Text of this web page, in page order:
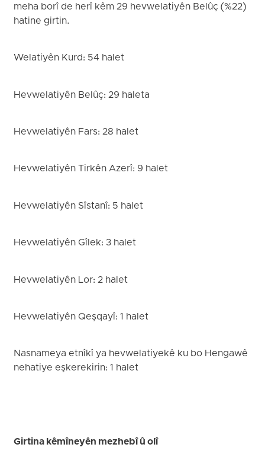
meha borî de herî kêm 29 hevwelatiyên Belûç (%22)
hatine girtin.
Welatiyên Kurd: 54 halet
Hevwelatiyên Belûç: 29 haleta
Hevwelatiyên Fars: 28 halet
Hevwelatiyên Tirkên Azerî: 9 halet
Hevwelatiyên Sîstanî: 5 halet
Hevwelatiyên Gîlek: 3 halet
Hevwelatiyên Lor: 2 halet
Hevwelatiyên Qeşqayî: 1 halet
Nasnameya etnîkî ya hevwelatiyekê ku bo Hengawê
nehatiye eşkerekirin: 1 halet
Girtina kêmîneyên mezhebî û olî